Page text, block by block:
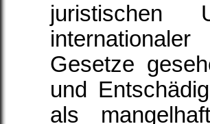
juristischen
Gesetze
und
als